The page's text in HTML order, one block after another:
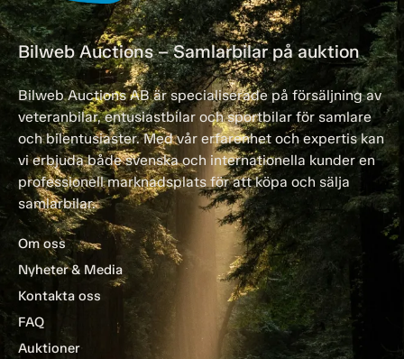
Bilweb Auctions – Samlarbilar på auktion
Bilweb Auctions AB är specialiserade på försäljning av
veteranbilar, entusiastbilar och sportbilar för samlare
och bilentusiaster. Med vår erfarenhet och expertis kan
vi erbjuda både svenska och internationella kunder en
professionell marknadsplats för att köpa och sälja
samlarbilar.
Om oss
Nyheter & Media
Kontakta oss
FAQ
Auktioner